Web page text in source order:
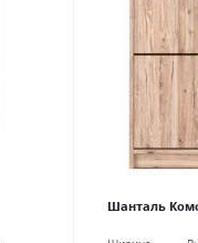
Шанталь